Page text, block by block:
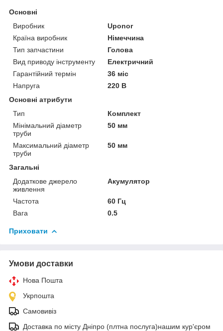
Основні
Виробник
Uponor
Країна виробник
Німеччина
Тип запчастини
Голова
Вид приводу інструменту
Електричний
Гарантійний термін
36 міс
Напруга
220 В
Основні атрибути
Тип
Комплект
Мінімальний діаметр
труби
50 мм
Максимальний діаметр
труби
50 мм
Загальні
Додаткове джерело
живлення
Акумулятор
Частота
60 Гц
Вага
0.5
Приховати
Умови доставки
Нова Пошта
Укрпошта
Самовивіз
Доставка по місту Дніпро (плтна послуга)нашим кур'єром